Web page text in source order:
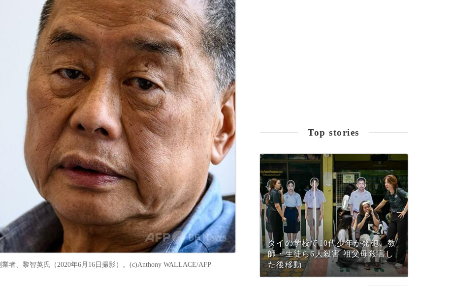
者、黎智英氏（2020年6月16日撮影）。(c)Anthony WALLACE/AFP
Top stories
タイの学校で10代少年が発砲、教
師・生徒ら6人殺害 祖父母殺害し
た後移動